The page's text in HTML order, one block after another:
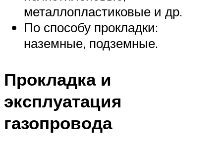
металлопластиковые и др.
По способу прокладки:
наземные, подземные.
Прокладка и
эксплуатация
газопровода